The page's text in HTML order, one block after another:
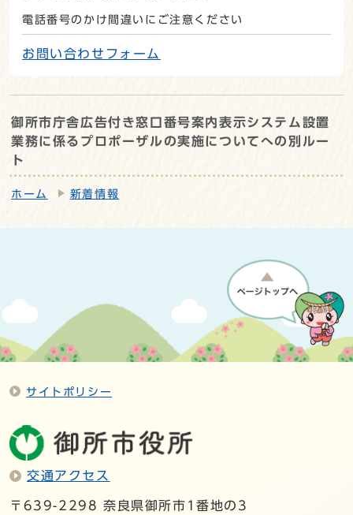
電話番号のかけ間違いにご注意ください
お問い合わせフォーム
御所市庁舎広告付き窓口番号案内表示システム設置
業務に係るプロポーザルの実施についてへの別ルー
ト
ホーム 新着情報
サイトポリシー
交通アクセス
〒639-2298 奈良県御所市1番地の3